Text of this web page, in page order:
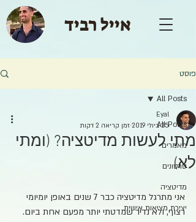
אייל רביד
פוסט
All Posts
מאמרים
סרטונים
מדיטציה
יצירת מציאות אישית
All Posts
מתי לעשות מדיטציה? (ומתי
לא)
Eyal
25 ביולי 2019
זמן קריאה 2 דקות
אני מתרגל מדיטציה כבר 7 שנים באופן יומיומי
רצוף, ולא נדיר שמדטתי יותר מפעם אחת ביום.